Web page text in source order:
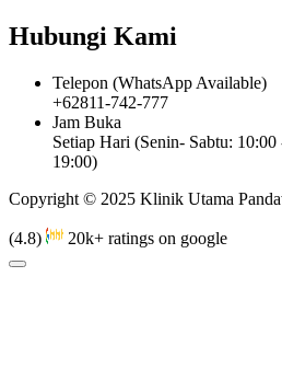
Hubungi Kami
Telepon (WhatsApp Available)
+62811-742-777
Jam Buka
Setiap Hari (Senin- Sabtu:
19:00)
Copyright © 2025 Klinik Utama
(4.8) 20k+ ratings on google